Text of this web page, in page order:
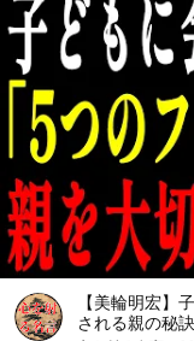
【美輪明宏】
される親の秘